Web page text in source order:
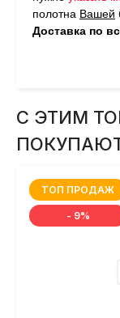
полотна Вашей
Доставка по
С ЭТИМ
ТОП ПРОДАЖ
- 9%